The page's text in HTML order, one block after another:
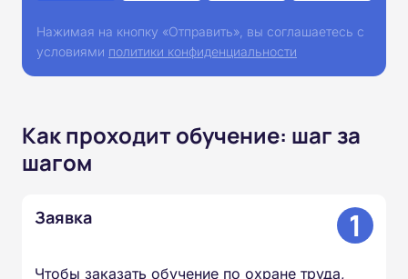
Нажимая на кнопку «Отправить», вы соглашаетесь с
условиями политики конфиденциальности
Как проходит обучение: шаг за
шагом
Заявка 1
Чтобы заказать обучение по охране труда,